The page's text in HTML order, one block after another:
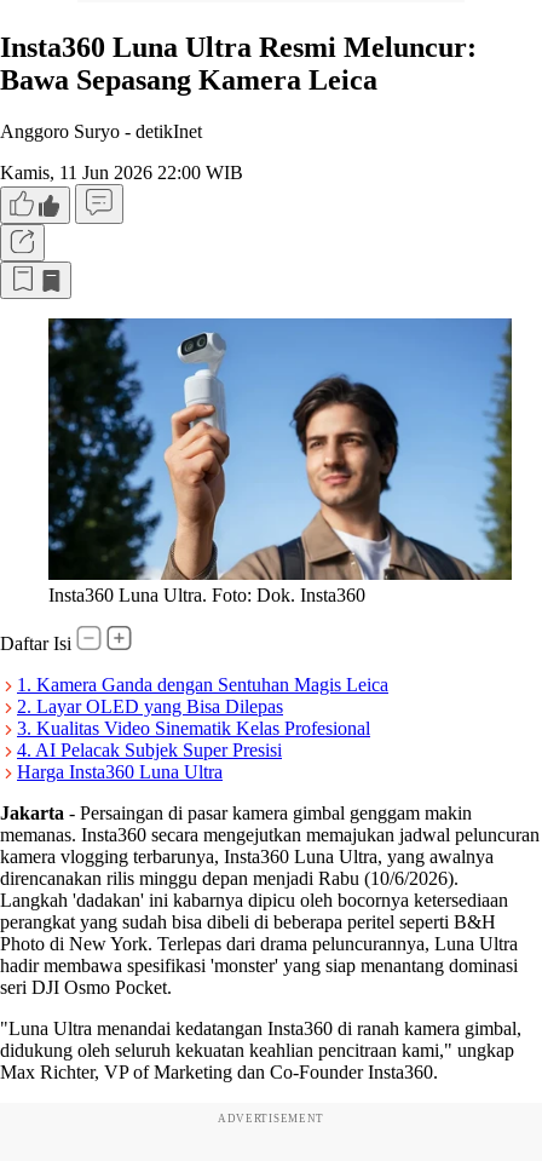
Insta360 Luna Ultra Resmi Meluncur:
Bawa Sepasang Kamera Leica
Anggoro Suryo - detikInet
Kamis, 11 Jun 2026 22:00 WIB
Insta360 Luna Ultra. Foto: Dok. Insta360
Daftar Isi
1. Kamera Ganda dengan Sentuhan Magis Leica
2. Layar OLED yang Bisa Dilepas
3. Kualitas Video Sinematik Kelas Profesional
4. AI Pelacak Subjek Super Presisi
Harga Insta360 Luna Ultra
Jakarta - Persaingan di pasar kamera gimbal genggam makin
memanas. Insta360 secara mengejutkan memajukan jadwal peluncuran
kamera vlogging terbarunya, Insta360 Luna Ultra, yang awalnya
direncanakan rilis minggu depan menjadi Rabu (10/6/2026).
Langkah 'dadakan' ini kabarnya dipicu oleh bocornya ketersediaan
perangkat yang sudah bisa dibeli di beberapa peritel seperti B&H
Photo di New York. Terlepas dari drama peluncurannya, Luna Ultra
hadir membawa spesifikasi 'monster' yang siap menantang dominasi
seri DJI Osmo Pocket.
"Luna Ultra menandai kedatangan Insta360 di ranah kamera gimbal,
didukung oleh seluruh kekuatan keahlian pencitraan kami," ungkap
Max Richter, VP of Marketing dan Co-Founder Insta360.
ADVERTISEMENT